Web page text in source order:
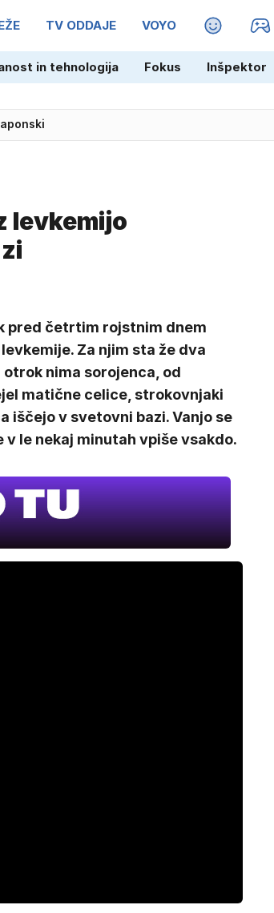
TV ODDAJE VOYO MAGAZIN
in tehnologija Fokus Inšpektor
levkemijo
pred četrtim rojstnim dnem
Za njim sta že dva
nima sorojenca, od
matične celice, strokovnjaki
iščejo v svetovni bazi. Vanjo se
v le nekaj minutah vpiše vsakdo.
MOJ PRIJATELJ
PINGVIN
Film meseca /